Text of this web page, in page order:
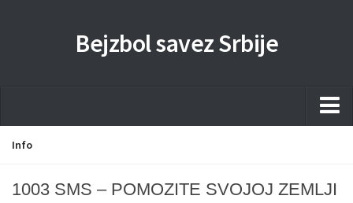
Bejzbol savez Srbije
Home
Liga
Info
1003 SMS – POMOZITE SVOJOJ ZEMLJI